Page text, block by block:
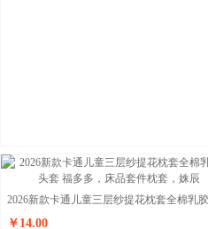
￥14.00